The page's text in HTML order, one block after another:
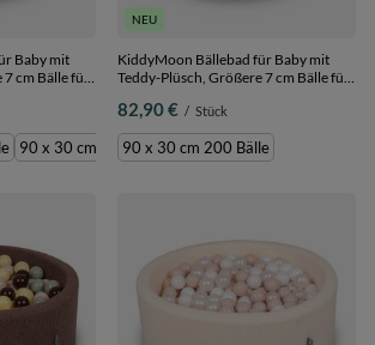
Baby mit
7 cm Bälle für
Lachs, 90
90 x 30 cm 300 Bälle
NEU
KiddyMoon Bällebad für Baby mit
Teddy-Plüsch, Größere 7 cm Bälle für
Abnehmbarer Bezug, Braun:
Mint/Braun, 90 x 30 cm 200 Bälle
82,90 € / Stück
90 x 30 cm 200 Bälle